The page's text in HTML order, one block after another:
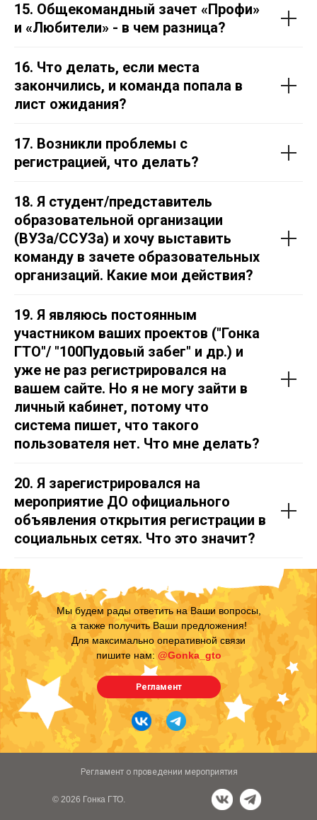
15. Общекомандный зачет «Профи»
и «Любители» - в чем разница?
16. Что делать, если места
закончились, и команда попала в
лист ожидания?
17. Возникли проблемы с
регистрацией, что делать?
18. Я студент/представитель
образовательной организации
(ВУЗа/ССУЗа) и хочу выставить
команду в зачете образовательных
организаций. Какие мои действия?
19. Я являюсь постоянным
участником ваших проектов ("Гонка
ГТО"/ "100Пудовый забег" и др.) и
уже не раз регистрировался на
вашем сайте. Но я не могу зайти в
личный кабинет, потому что
система пишет, что такого
пользователя нет. Что мне делать?
20. Я зарегистрировался на
мероприятие ДО официального
объявления открытия регистрации в
социальных сетях. Что это значит?
Мы будем рады ответить на Ваши вопросы,
а также получить Ваши предложения!
Для максимально оперативной связи
пишите нам:@Gonka_gto
Регламент
© 2026 Гонка ГТО.
Регламент о проведении мероприятия